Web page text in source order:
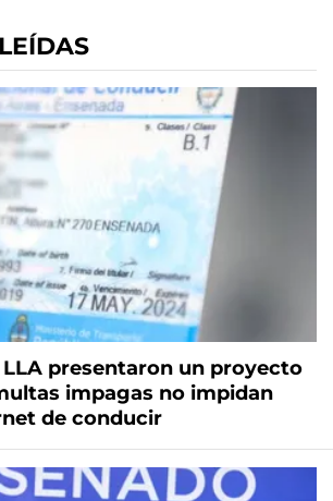
presentaron un proyecto
impagas no impidan
de conducir